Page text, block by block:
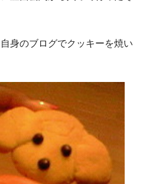
身のブログでクッキーを焼い